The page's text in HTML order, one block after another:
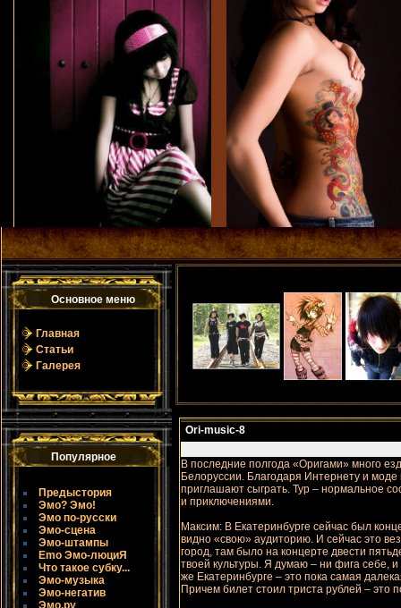
Основное мeню
Главная
Статьи
Галерея
Популярное
Предыстория
Эмо? Эмо!
Эмо по-русски
Эмо-сцена
Эмо-штампы
Emo Эмо-люциЯ
Что такое субку...
Эмо-музыка
Эмо-негатив
Эмо.ру
Ori-music-8
В последние полгода «Оригами» много
Белоруссии. Благодаря Интернету и
приглашают сыграть. Тур – нормaльное
и приключениями.
Максим: В Екатеринбурге сейчас был
видно «свою» аудиторию. И сейчас это
город, там было на концерте двести
твоей культуры. Я думaю – ни фига себе,
же Екатеринбурге – это пока самaя
Причем билет стоил триста рублей – это